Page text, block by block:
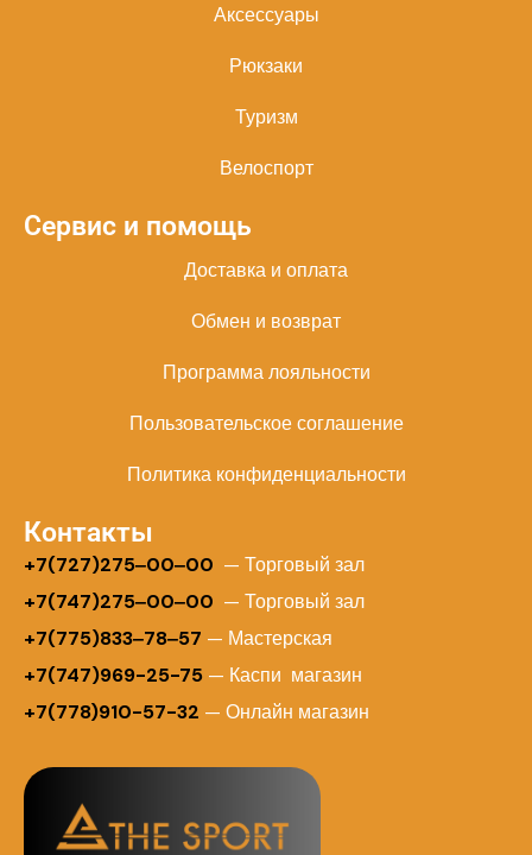
Аксессуары
Рюкзаки
Туризм
Велоспорт
Сервис и помощь
Доставка и оплата
Обмен и возврат
Программа лояльности
Пользовательское соглашение
Политика конфиденциальности
Контакты
+7(727)275‒00‒00 — Торговый зал
+7(747)275‒00‒00 — Торговый зал
+7(775)833‒78‒57 — Мастерская
+7(747)969-25-75 — Каспи магазин
+7(778)910-57-32 — Онлайн магазин